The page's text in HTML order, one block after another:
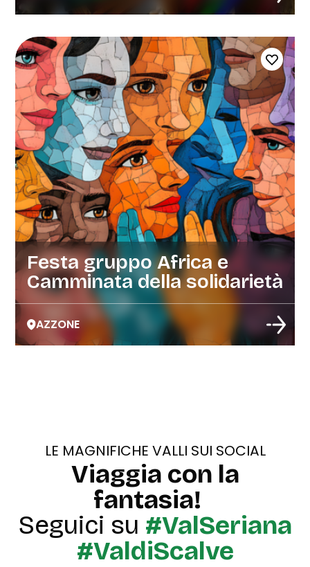
Festa gruppo Africa e
Camminata della solidarietà
AZZONE
LE MAGNIFICHE VALLI SUI SOCIAL
Viaggia con la
fantasia!
Seguici su #ValSeriana
#ValdiScalve